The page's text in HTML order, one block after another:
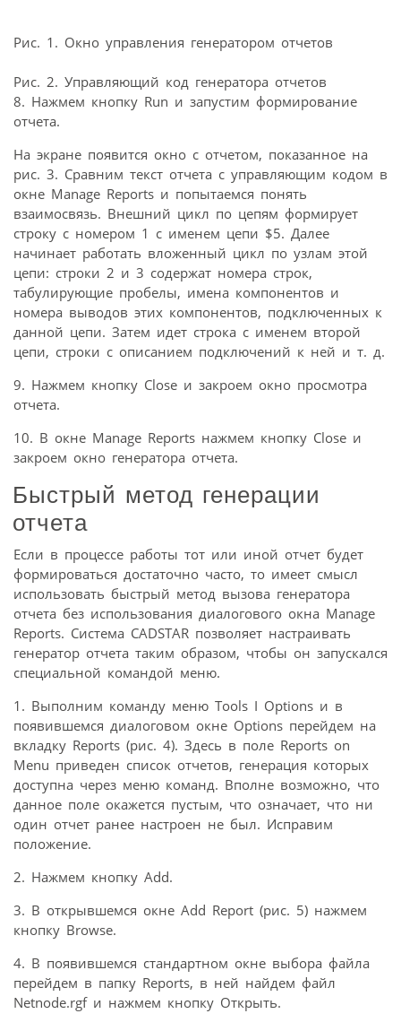
Рис. 1. Окно управления генератором отчетов
Рис. 2. Управляющий код генератора отчетов
8. Нажмем кнопку Run и запустим формирование
отчета.
На экране появится окно с отчетом, показанное на
рис. 3. Сравним текст отчета с управляющим кодом в
окне Manage Reports и попытаемся понять
взаимосвязь. Внешний цикл по цепям формирует
строку с номером 1 с именем цепи $5. Далее
начинает работать вложенный цикл по узлам этой
цепи: строки 2 и 3 содержат номера строк,
табулирующие пробелы, имена компонентов и
номера выводов этих компонентов, подключенных к
данной цепи. Затем идет строка с именем второй
цепи, строки с описанием подключений к ней и т. д.
9. Нажмем кнопку Close и закроем окно просмотра
отчета.
10. В окне Manage Reports нажмем кнопку Close и
закроем окно генератора отчета.
Быстрый метод генерации
отчета
Если в процессе работы тот или иной отчет будет
формироваться достаточно часто, то имеет смысл
использовать быстрый метод вызова генератора
отчета без использования диалогового окна Manage
Reports. Система CADSTAR позволяет настраивать
генератор отчета таким образом, чтобы он запускался
специальной командой меню.
1. Выполним команду меню Tools I Options и в
появившемся диалоговом окне Options перейдем на
вкладку Reports (рис. 4). Здесь в поле Reports on
Menu приведен список отчетов, генерация которых
доступна через меню команд. Вполне возможно, что
данное поле окажется пустым, что означает, что ни
один отчет ранее настроен не был. Исправим
положение.
2. Нажмем кнопку Add.
3. В открывшемся окне Add Report (рис. 5) нажмем
кнопку Browse.
4. В появившемся стандартном окне выбора файла
перейдем в папку Reports, в ней найдем файл
Netnode.rgf и нажмем кнопку Открыть.